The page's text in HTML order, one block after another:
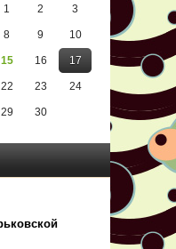
1 2 3
8 9 10
15 16 17
22 23 24
29 30